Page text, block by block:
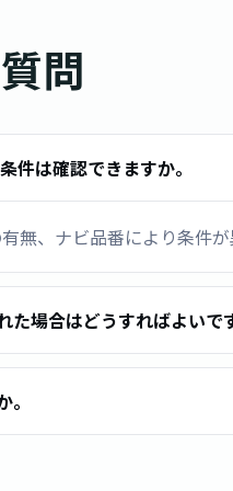
問
件は確認できますか。
無、ナビ品番により条件
場合はどうすればよいで